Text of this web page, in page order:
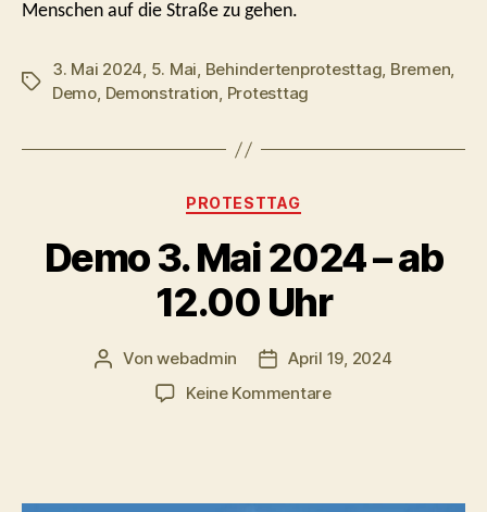
Menschen auf die Straße zu gehen.
Schlagwörter
3. Mai 2024, 5. Mai, Behindertenprotesttag, Bremen,
Demo, Demonstration, Protesttag
Kategorien
PROTESTTAG
Demo 3. Mai 2024 – ab
12.00 Uhr
Beitragsautor
Vonwebadmin Beitragsdatum
April 19, 2024
Keine Kommentarezu